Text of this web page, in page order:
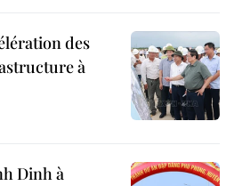
des
à
Dinh à